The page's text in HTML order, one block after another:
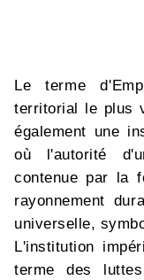
Le terme
territorial le plus
également une
où l'autorité
contenue par la
rayonnement
universelle,
L'institution
terme des